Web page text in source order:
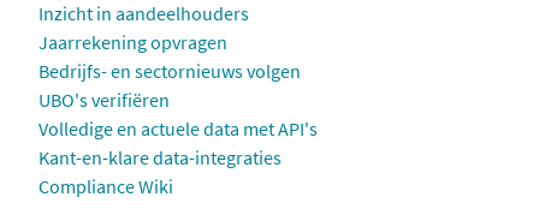
Inzicht in aandeelhouders
Jaarrekening opvragen
Bedrijfs- en sectornieuws volgen
UBO's verifiëren
Volledige en actuele data met API's
Kant-en-klare data-integraties
Compliance Wiki